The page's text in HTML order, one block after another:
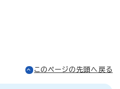
このページの先頭へ戻る